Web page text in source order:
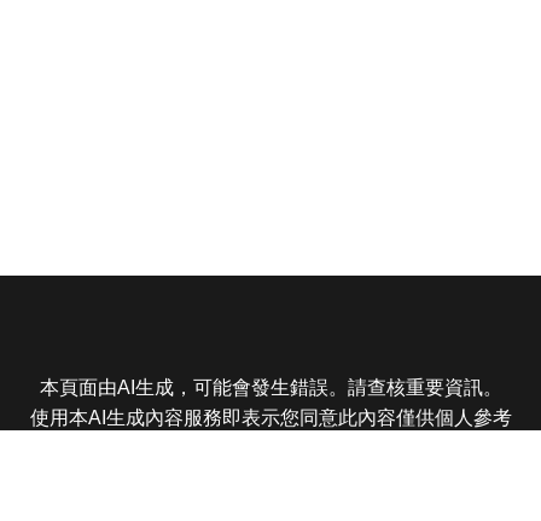
本頁面由AI生成，可能會發生錯誤。請查核重要資訊。
使用本AI生成內容服務即表示您同意此內容僅供個人參考